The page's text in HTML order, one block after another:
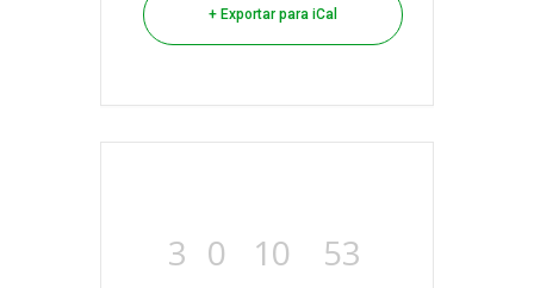
+ Exportar para iCal
3 0 10 53